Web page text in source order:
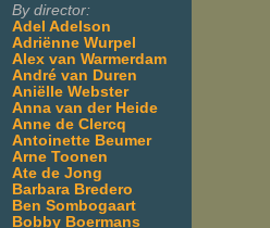
By director:
Adel Adelson
Adriënne Wurpel
Alex van Warmerdam
André van Duren
Aniëlle Webster
Anna van der Heide
Anne de Clercq
Antoinette Beumer
Arne Toonen
Ate de Jong
Barbara Bredero
Ben Sombogaart
Bobby Boermans